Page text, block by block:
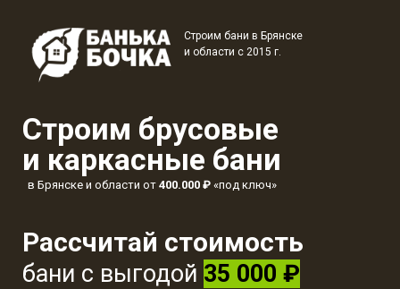
Строим брусовые
и каркасные бани
в Брянске и области от 400.000 ₽ «под ключ»
Рассчитай стоимость
бани с выгодой 35 000 ₽
Строим бани в Брянске
и области с 2015 г.